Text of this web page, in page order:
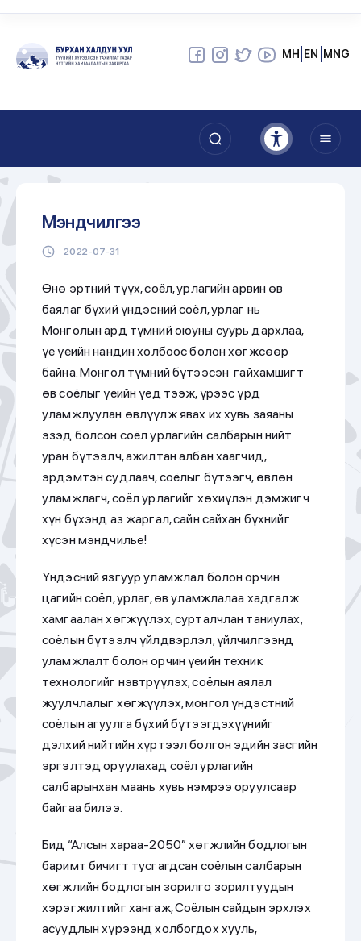
МН EN MNG
Мэндчилгээ
2022-07-31
Өнө эртний түүх, соёл, урлагийн арвин өв
баялаг бүхий үндэсний соёл, урлаг нь
Монголын ард түмний оюуны суурь дархлаа,
үе үеийн нандин холбоос болон хөгжсөөр
байна. Монгол түмний бүтээсэн гайхамшигт
өв соёлыг үеийн үед тээж, үрээс үрд
уламжлуулан өвлүүлж явах их хувь заяаны
эзэд болсон соёл урлагийн салбарын нийт
уран бүтээлч, ажилтан албан хаагчид,
эрдэмтэн судлаач, соёлыг бүтээгч, өвлөн
уламжлагч, соёл урлагийг хөхиүлэн дэмжигч
хүн бүхэнд аз жаргал, сайн сайхан бүхнийг
хүсэн мэндчилье!
Үндэсний язгуур уламжлал болон орчин
цагийн соёл, урлаг, өв уламжлалаа хадгалж
хамгаалан хөгжүүлэх, сурталчлан таниулах,
соёлын бүтээлч үйлдвэрлэл, үйлчилгээнд
уламжлалт болон орчин үеийн техник
технологийг нэвтрүүлэх, соёлын аялал
жуулчлалыг хөгжүүлэх, монгол үндэстний
соёлын агуулга бүхий бүтээгдэхүүнийг
дэлхий нийтийн хүртээл болгон эдийн засгийн
эргэлтэд оруулахад соёл урлагийн
салбарынхан маань хувь нэмрээ оруулсаар
байгаа билээ.
Бид “Алсын хараа-2050” хөгжлийн бодлогын
баримт бичигт тусгагдсан соёлын салбарын
хөгжлийн бодлогын зорилго зорилтуудын
хэрэгжилтийг хангаж, Соёлын сайдын эрхлэх
асуудлын хүрээнд холбогдох хууль,